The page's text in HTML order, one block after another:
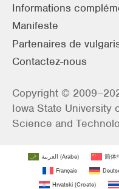
Informations
Manifeste
Partenaires de
Contactez-nous
Copyright ©
Iowa State University
Science and
العربية (Arabe) 简体
Français
Hrvatski (Croate)